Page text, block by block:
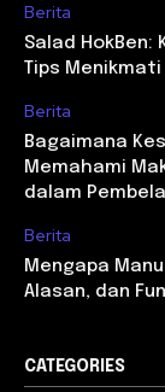
Berita
Salad HokBen:
Tips
Berita
Bagaimana
Memahami
dalam
Berita
Mengapa
Alasan, dan
CATEGORIES